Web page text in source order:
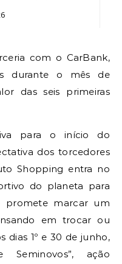
durante o mês de
das seis primeiras
para o início do
dos torcedores
Shopping entra no
do planeta para
promete marcar um
em trocar ou
dias 1º e 30 de junho,
ação